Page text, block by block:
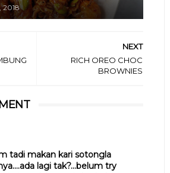
2018
NEXT
RICH OREO CHOC
BROWNIES
tadi makan kari sotongla
lagi tak?...belum try